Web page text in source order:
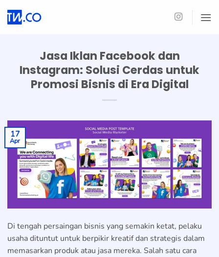
Jasa Iklan Facebook dan
Instagram: Solusi Cerdas untuk
Promosi Bisnis di Era Digital
17
Apr
Di tengah persaingan bisnis yang semakin ketat, pelaku
usaha dituntut untuk berpikir kreatif dan strategis dalam
memasarkan produk atau jasa mereka. Salah satu cara